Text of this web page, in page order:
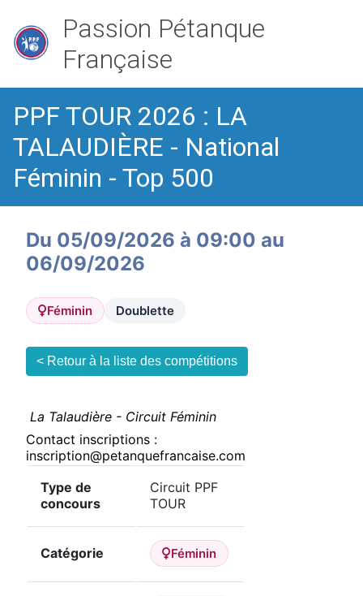
Passion Pétanque
Française
PPF TOUR 2026 : LA
TALAUDIÈRE - National
Féminin - Top 500
Du 05/09/2026 à 09:00 au
06/09/2026
Féminin Doublette
< Retour à la liste des compétitions
La Talaudière - Circuit Féminin
Contact inscriptions :
inscription@petanquefrancaise.com
Type de
concours
Circuit PPF
TOUR
Catégorie Féminin